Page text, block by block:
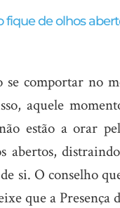
fique de olhos
se comportar no
aquele
não estão a orar
abertos,
si. O conselho
que a Presença